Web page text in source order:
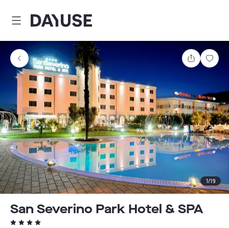
Dayuse
Teilen
1/19
San Severino Park Hotel & SPA